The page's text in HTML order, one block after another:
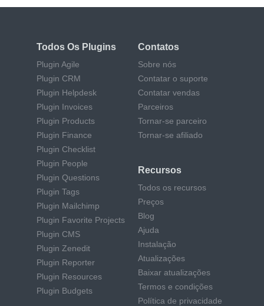
Todos Os Plugins
Plugin Agile
Plugin CRM
Plugin Helpdesk
Plugin Invoices
Plugin Products
Plugin Finance
Plugin Checklist
Plugin People
Plugin Questions
Plugin Tags
Plugin Mailchimp
Plugin Favorite Projects
Plugin CMS
Plugin Zenedit
Plugin Reporter
Plugin Resources
Plugin Budgets
Contatos
Sobre nós
Contatar o suporte
Contatar vendas
Parceiros
Tornar-se parceiro
Tornar-se afiliado
Recursos
Todos os recursos
Preços
Blog
Ajuda
Instalação
Atualizações
Baixar atualizações
Termos e condições
Política de privacidade